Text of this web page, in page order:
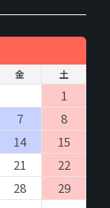
問い合わせ窓
個人情報の利
除・利用の停
」といいま
下さい。
意事項
ていただきま
不備があった場
くできない場合
金 土
1
7
8
14
15
21
22
28
29